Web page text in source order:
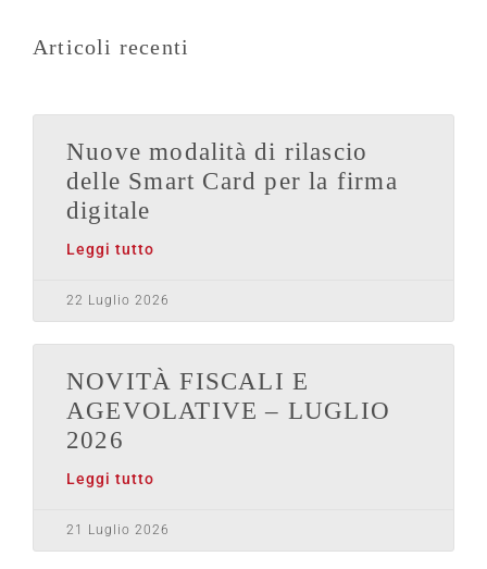
Articoli recenti
Nuove modalità di rilascio
delle Smart Card per la firma
digitale
Leggi tutto
22 Luglio 2026
NOVITÀ FISCALI E
AGEVOLATIVE – LUGLIO
2026
Leggi tutto
21 Luglio 2026